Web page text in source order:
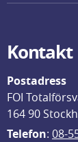
Kontakt
Postadress
FOI
164 90
Telefon: 08-